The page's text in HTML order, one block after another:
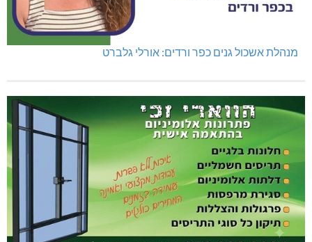
מנהלת אשכול גנים כפר ורדים: אורלי גלברט